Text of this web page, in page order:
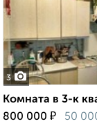
3
Комната в 3-к
800 000 ₽ 50